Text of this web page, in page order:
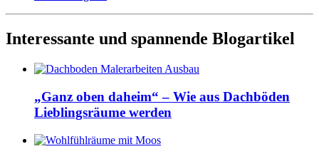
Interessante und spannende Blogartikel
„Ganz oben daheim“ – Wie aus Dachböden
Lieblingsräume werden